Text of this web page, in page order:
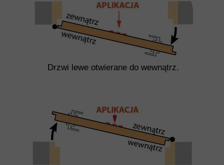
Drzwi lewe otwierane do wewnątrz.